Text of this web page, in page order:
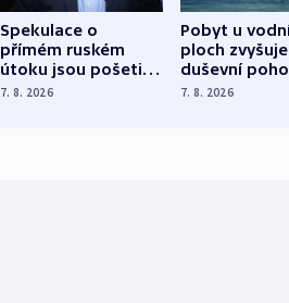
Spekulace o
přímém ruském
útoku jsou pošetilé,
míní estonský
7. 8. 2026
Pobyt u
ploch zvyšuje
duševní
ukázala
7. 8. 2026